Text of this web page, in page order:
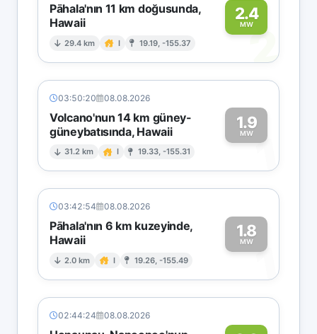
Pāhala'nın 11 km doğusunda,
Hawaii
29.4 km I 19.19, -155.37
2.4
MW2
03:50:20 08.08.2026
Volcano'nun 14 km güney-
güneybatısında, Hawaii
31.2 km I 19.33, -155.31
1.9
MW1
03:42:54 08.08.2026
Pāhala'nın 6 km kuzeyinde,
Hawaii
2.0 km I 19.26, -155.49
1.8
MW1
02:44:24 08.08.2026